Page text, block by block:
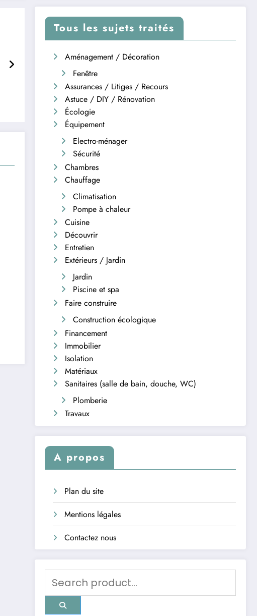
Tous les sujets traités
Aménagement / Décoration
Fenêtre
Assurances / Litiges / Recours
Astuce / DIY / Rénovation
Écologie
Équipement
Electro-ménager
Sécurité
Chambres
Chauffage
Climatisation
Pompe à chaleur
Cuisine
Découvrir
Entretien
Extérieurs / Jardin
Jardin
Piscine et spa
Faire construire
Construction écologique
Financement
Immobilier
Isolation
Matériaux
Sanitaires (salle de bain, douche, WC)
Plomberie
Travaux
A propos
Plan du site
Mentions légales
Contactez nous